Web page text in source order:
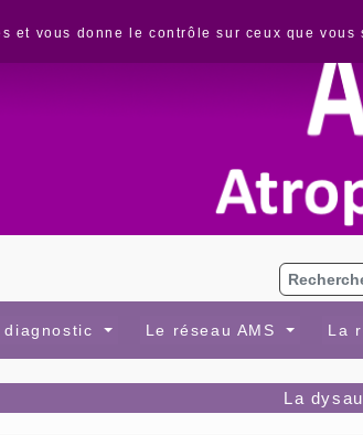
diagnostic Le réseau AMS La
La
et vous donne le contrôle sur ceux que vous